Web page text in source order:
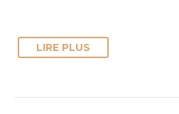
LIRE PLUS